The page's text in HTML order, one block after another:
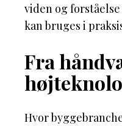
viden og
kan bruges i
Fra
Hvor